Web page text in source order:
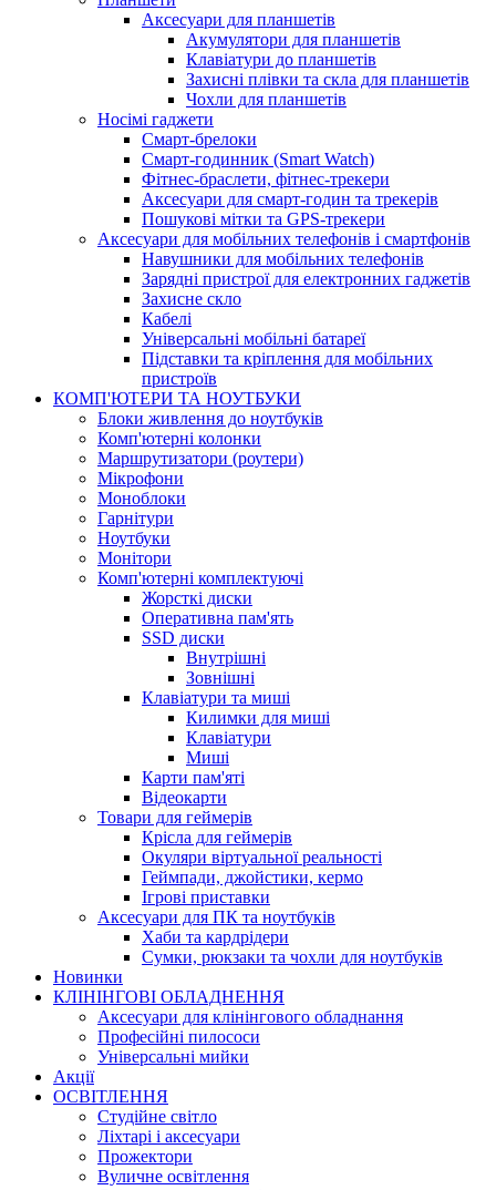
Аксесуари для планшетів
Акумулятори для планшетів
Клавіатури до планшетів
Захисні плівки та скла для планшетів
Чохли для планшетів
Носімі гаджети
Смарт-брелоки
Смарт-годинник (Smart Watch)
Фітнес-браслети, фітнес-трекери
Аксесуари для смарт-годин та трекерів
Пошукові мітки та GPS-трекери
Аксесуари для мобільних телефонів і смартфонів
Навушники для мобільних телефонів
Зарядні пристрої для електронних гаджетів
Захисне скло
Кабелі
Універсальні мобільні батареї
Підставки та кріплення для мобільних
пристроїв
КОМП'ЮТЕРИ ТА НОУТБУКИ
Блоки живлення до ноутбуків
Комп'ютерні колонки
Маршрутизатори (роутери)
Мікрофони
Моноблоки
Гарнітури
Ноутбуки
Монітори
Комп'ютерні комплектуючі
Жорсткі диски
Оперативна пам'ять
SSD диски
Внутрішні
Зовнішні
Клавіатури та миші
Килимки для миші
Клавіатури
Миші
Карти пам'яті
Відеокарти
Товари для геймерів
Крісла для геймерів
Окуляри віртуальної реальності
Геймпади, джойстики, кермо
Ігрові приставки
Аксесуари для ПК та ноутбуків
Хаби та кардрідери
Сумки, рюкзаки та чохли для ноутбуків
Новинки
КЛІНІНГОВІ ОБЛАДНЕННЯ
Аксесуари для клінінгового обладнання
Професійні пилососи
Універсальні мийки
Акції
ОСВІТЛЕННЯ
Студійне світло
Ліхтарі і аксесуари
Прожектори
Вуличне освітлення